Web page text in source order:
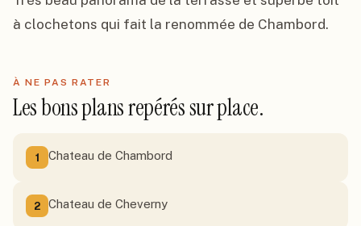
à clochetons qui fait la renommée de Chambord.
À NE PAS RATER
Les bons plans repérés sur place.
1 Chateau de Chambord
2 Chateau de Cheverny